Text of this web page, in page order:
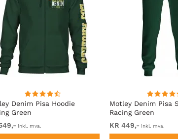
Denim Pisa Hoodie
Green
inkl. mva.
Motley Denim Pisa
Racing Green
KR 449,- inkl. mva.